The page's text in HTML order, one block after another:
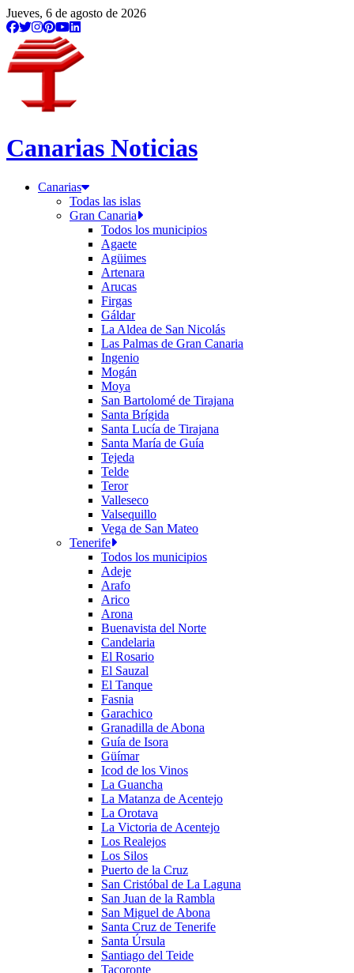
Jueves, 6 de agosto de 2026
Canarias Noticias
Canarias
Todas las islas
Gran Canaria
Todos los municipios
Agaete
Agüimes
Artenara
Arucas
Firgas
Gáldar
La Aldea de San Nicolás
Las Palmas de Gran Canaria
Ingenio
Mogán
Moya
San Bartolomé de Tirajana
Santa Brígida
Santa Lucía de Tirajana
Santa María de Guía
Tejeda
Telde
Teror
Valleseco
Valsequillo
Vega de San Mateo
Tenerife
Todos los municipios
Adeje
Arafo
Arico
Arona
Buenavista del Norte
Candelaria
El Rosario
El Sauzal
El Tanque
Fasnia
Garachico
Granadilla de Abona
Guía de Isora
Güímar
Icod de los Vinos
La Guancha
La Matanza de Acentejo
La Orotava
La Victoria de Acentejo
Los Realejos
Los Silos
Puerto de la Cruz
San Cristóbal de La Laguna
San Juan de la Rambla
San Miguel de Abona
Santa Cruz de Tenerife
Santa Úrsula
Santiago del Teide
Tacoronte